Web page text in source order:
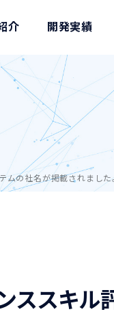
介 開発実績
の社名が掲載されました
ススキル